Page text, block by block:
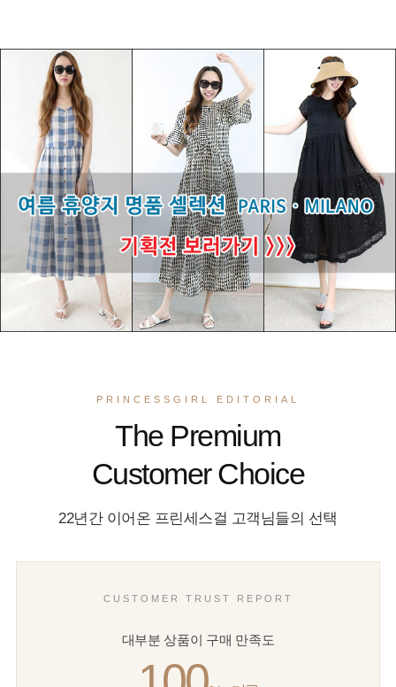
PRINCESSGIRL EDITORIAL
The Premium
Customer Choice
22년간 이어온 프린세스걸 고객님들의 선택
CUSTOMER TRUST REPORT
대부분 상품이 구매 만족도